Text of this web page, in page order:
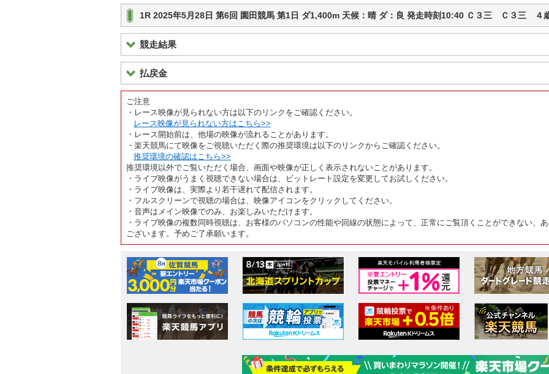
1R 2025年5月28日 第6回 園田競馬 第1日 ダ1,400m 天候：晴 ダ：良 発走時刻10:40 Ｃ３三 Ｃ３三 ４
競走結果
払戻金
ご注意
・レース映像が見られない方は以下のリンクをご確認ください。
レース映像が見られない方はこちら>>
・レース開始前は、他場の映像が流れることがあります。
・楽天競馬にて映像をご視聴いただく際の推奨環境は以下のリンクからご確認ください。
推奨環境の確認はこちら>>
推奨環境以外でご覧いただく場合、画面や映像が正しく表示されないことがあります。
・ライブ映像がうまく視聴できない場合は、ビットレート設定を変更してお試しください。
・ライブ映像は、実際より若干遅れて配信されます。
・フルスクリーンで視聴の場合は、映像アイコンをクリックしてください。
・音声はメイン映像でのみ、お楽しみいただけます。
・ライブ映像の複数同時視聴は、お客様のパソコンの性能や回線の状態によって、正常にご覧頂くことができない、
ございます。予めご了承願います。